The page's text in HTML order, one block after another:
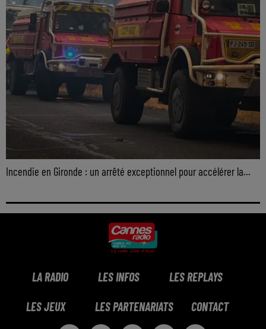
Incendie en Gironde : un arrêté exceptionnel pour accélérer la...
LA RADIO LES INFOS LES REPLAYS
LES JEUX LES PARTENARIATS CONTACT